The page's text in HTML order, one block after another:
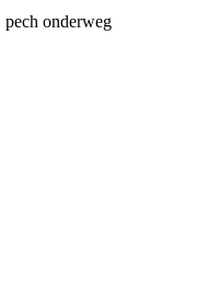
onderweg